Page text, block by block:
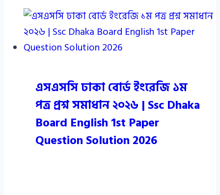
এসএসসি ঢাকা বোর্ড ইংরেজি ১ম
পত্র প্রশ্ন সমাধান ২০২৬ | Ssc Dhaka
Board English 1st Paper
Question Solution 2026